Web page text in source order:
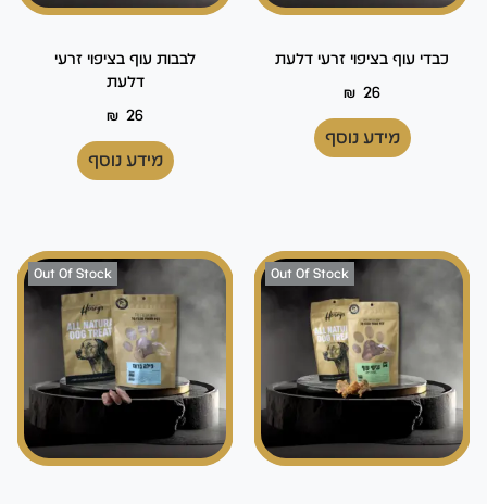
כבדי עוף בציפוי זרעי דלעת
₪ 26
מידע נוסף
לבבות עוף בציפוי זרעי
דלעת
₪ 26
מידע נוסף
Out Of Stock
Out Of Stock